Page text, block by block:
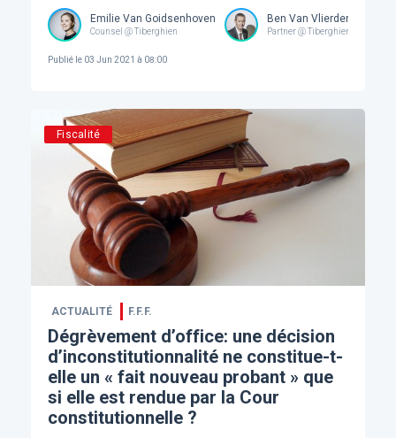
Emilie Van Goidsenhoven
Counsel @ Tiberghien
Ben Van Vlierden
Partner @ Tiberghien
Publié le03 Jun 2021 à 08:00
Fiscalité
ACTUALITÉ F.F.F.
Dégrèvement d’office: une décision
d’inconstitutionnalité ne constitue-t-
elle un « fait nouveau probant » que
si elle est rendue par la Cour
constitutionnelle ?